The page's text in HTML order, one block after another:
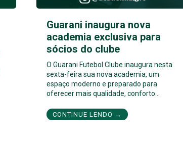
Guarani inaugura nova
academia exclusiva para
sócios do clube
O Guarani Futebol Clube inaugura nesta
sexta-feira sua nova academia, um
espaço moderno e preparado para
oferecer mais qualidade, conforto…
CONTINUE LENDO →